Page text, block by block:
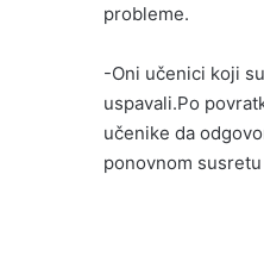
probleme.
-Oni učenici koji
uspavali.Po
učenike da
ponovnom